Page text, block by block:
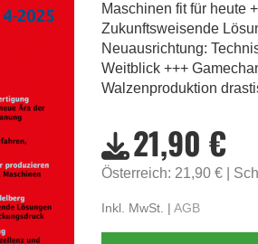
Maschinen fit für heute
Zukunftsweisende
Neuausrichtung:
Weitblick +++
Walzenproduktion
21,90 €
Österreich: 21,90 €
Inkl. MwSt. | AGB